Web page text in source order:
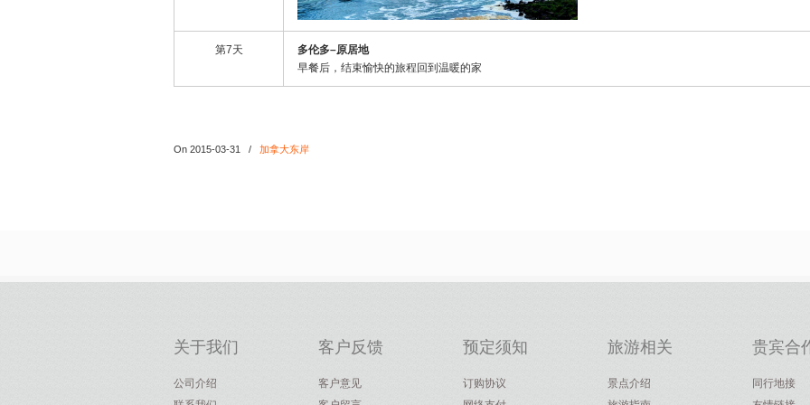
第7天 多伦多–原居地
早餐后，结束愉快的旅程回到温暖的家
On 2015-03-31 / 加拿大东岸
关于我们
公司介绍
客户反馈
客户意见
预定须知
订购协议
旅游相关
景点介绍
贵宾合
同行地接